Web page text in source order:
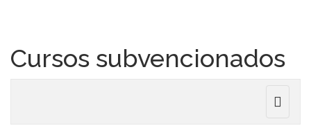
Cursos subvencionados
Toggle